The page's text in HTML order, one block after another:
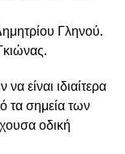
Γληνού.
είναι ιδιαίτερα
τα σημεία των
οδική